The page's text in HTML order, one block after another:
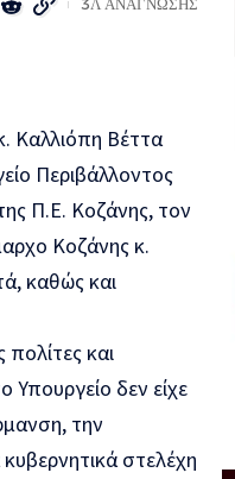
3Λ ΑΝΑΓΝΩΣΗΣ
Καλλιόπη Βέττα
Περιβάλλοντος
Π.Ε. Κοζάνης, τον
Κοζάνης κ.
καθώς και
και
Υπουργείο δεν είχε
την
στελέχη